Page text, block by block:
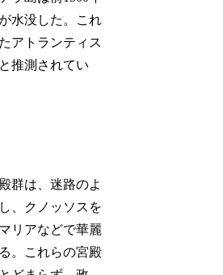
水没した。これ
アトランティス
推測されてい
群は、迷路のよ
、クノッソスを
リアなどで華麗
。これらの宮殿